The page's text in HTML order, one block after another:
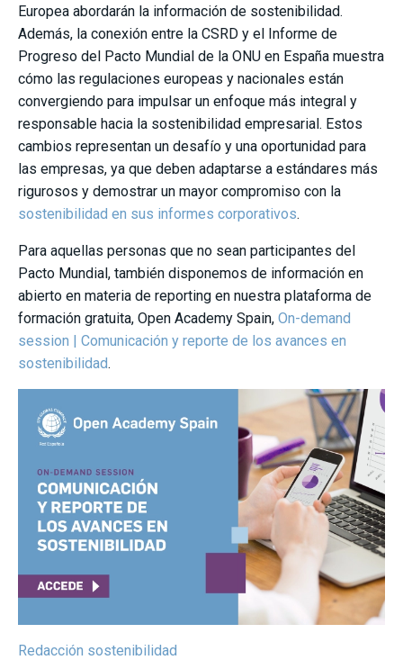
Europea abordarán la información de sostenibilidad.
Además, la conexión entre la CSRD y el Informe de
Progreso del Pacto Mundial de la ONU en España muestra
cómo las regulaciones europeas y nacionales están
convergiendo para impulsar un enfoque más integral y
responsable hacia la sostenibilidad empresarial. Estos
cambios representan un desafío y una oportunidad para
las empresas, ya que deben adaptarse a estándares más
rigurosos y demostrar un mayor compromiso con la
sostenibilidad en sus informes corporativos.
Para aquellas personas que no sean participantes del
Pacto Mundial, también disponemos de información en
abierto en materia de reporting en nuestra plataforma de
formación gratuita, Open Academy Spain, On-demand
session | Comunicación y reporte de los avances en
sostenibilidad.
Redacción sostenibilidad